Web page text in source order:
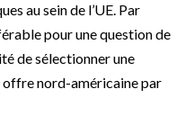
au sein de l’UE. Par
pour une question de
de sélectionner une
offre nord-américaine par